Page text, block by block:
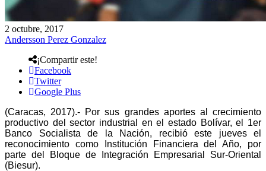
2 octubre, 2017
Andersson Perez Gonzalez
¡Compartir este!
Facebook
Twitter
Google Plus
(Caracas, 2017).- Por sus grandes aportes al crecimiento
productivo del sector industrial en el estado Bolívar, el 1er
Banco Socialista de la Nación, recibió este jueves el
reconocimiento como Institución Financiera del Año, por
parte del Bloque de Integración Empresarial Sur-Oriental
(Biesur).